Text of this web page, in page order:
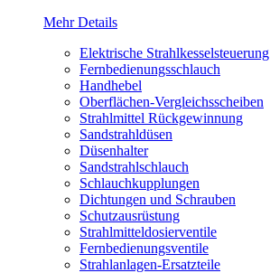
Mehr Details
Elektrische Strahlkesselsteuerung
Fernbedienungsschlauch
Handhebel
Oberflächen-Vergleichsscheiben
Strahlmittel Rückgewinnung
Sandstrahldüsen
Düsenhalter
Sandstrahlschlauch
Schlauchkupplungen
Dichtungen und Schrauben
Schutzausrüstung
Strahlmitteldosierventile
Fernbedienungsventile
Strahlanlagen-Ersatzteile